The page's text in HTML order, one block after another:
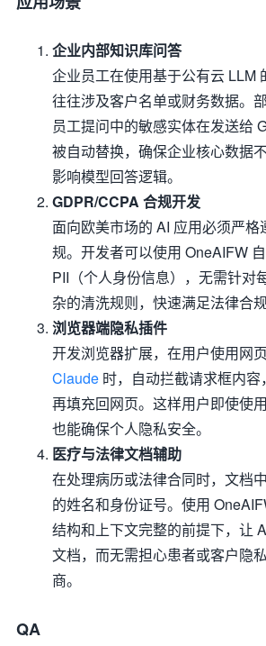
企业内部知识库问答
企业员工在使用基于公有云 LLM
往往涉及客户名单或财务数据。
员工提问中的敏感实体在发送给
被自动替换，确保企业核心数据
影响模型回答逻辑。
GDPR/CCPA 合规开发
面向欧美市场的 AI 应用必须严格
规。开发者可以使用 OneAIFW
PII（个人身份信息），无需针对
杂的清洗规则，快速满足法律合规
浏览器端隐私插件
开发浏览器扩展，在用户使用网
Claude 时，自动拦截请求框内
再填充回网页。这样用户即使使
也能确保个人隐私安全。
医疗与法律文档辅助
在处理病历或法律合同时，文档
的姓名和身份证号。使用
结构和上下文完整的前提下，让
文档，而无需担心患者或客户隐
商。
QA